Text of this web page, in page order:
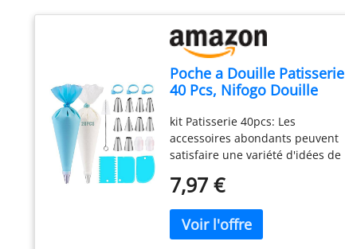
Poche a Douille Patisserie
40 Pcs, Nifogo Douille
Accessoire Patisserie,
Ustensiles à Pâtisserie
kit Patisserie 40pcs: Les
accessoires abondants peuvent
satisfaire une variété d'idées de
douilles, 20 poche a douille, 1
coupleurs, 3 grattoir à pâte, 3
attaches de câble, 1 brosse, 1 E-
7,97 €